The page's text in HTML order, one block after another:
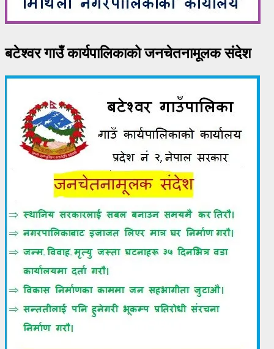
बटेश्वर गाउँ कार्यपालिकाको जनचेतनामूलक संदेश